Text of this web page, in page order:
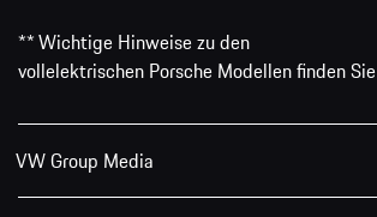
** Wichtige Hinweise zu den
vollelektrischen Porsche Modellen finden Sie
VW Group Media